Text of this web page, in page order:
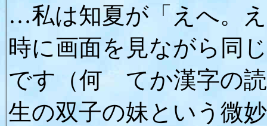
…私は知夏が「えへ。
時に画面を見ながら同
です（何 てか漢字の
生の双子の妹という微